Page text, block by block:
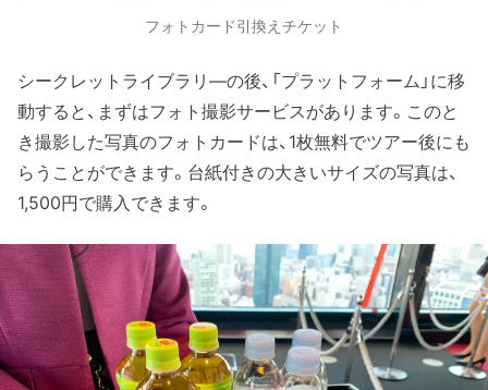
フォトカード引換えチケット
シークレットライブラリ―の後、「プラットフォーム」に移
動すると、まずはフォト撮影サービスがあります。このと
き撮影した写真のフォトカードは、1枚無料でツアー後にも
らうことができます。台紙付きの大きいサイズの写真は、
1,500円で購入できます。